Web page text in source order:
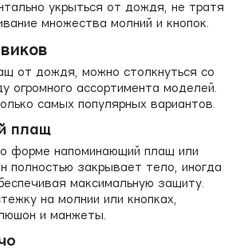
укрыться от дождя, не тратя
множества молний и кнопок.
от дождя, можно столкнуться со
огромного ассортимента моделей.
самых популярных вариантов.
плащ
форме напоминающий плащ или
полностью закрывает тело, иногда
максимальную защиту.
на молнии или кнопках,
и манжеты.